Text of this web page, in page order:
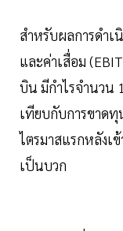
สำหรับผลการดำ
และค่าเสื่อม
บิน มีกำไรจำนวน
เทียบกับการขาด
ไตรมาสแรกหลังเ
เป็นบวก